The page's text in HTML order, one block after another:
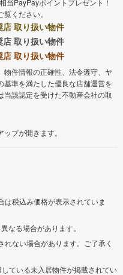
覧ください。
店 取り扱い物件
店 取り扱い物件
店 取り扱い物件
件情報の正確性、法令遵守、ヤ
準を満たした優良な店舗運営を
該認定を受けた不動産会社の取
プが開きます。
税込み価格が表示されていま
なる場合があります。
ない場合があります。ご了承く
ている未入居物件が掲載されてい